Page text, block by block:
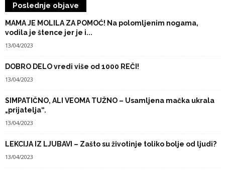
Poslednje objave
MAMA JE MOLILA ZA POMOĆ! Na polomljenim nogama,
vodila je štence jer je i...
13/04/2023
DOBRO DELO vredi više od 1000 REČI!
13/04/2023
SIMPATIČNO, ALI VEOMA TUŽNO – Usamljena mačka ukrala
„prijatelja“.
13/04/2023
LEKCIJA IZ LJUBAVI – Zašto su životinje toliko bolje od ljudi?
13/04/2023